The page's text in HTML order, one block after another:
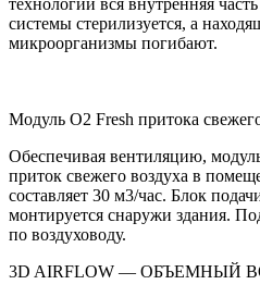
системы стерилизуется, а
микроорганизмы погибают.
Модуль O2 Fresh притока
Обеспечивая вентиляцию,
приток свежего воздуха в
составляет 30 м3/час. Блок
монтируется снаружи здания.
по воздуховоду.
3D AIRFLOW — ОБЪЕМНЫЙ